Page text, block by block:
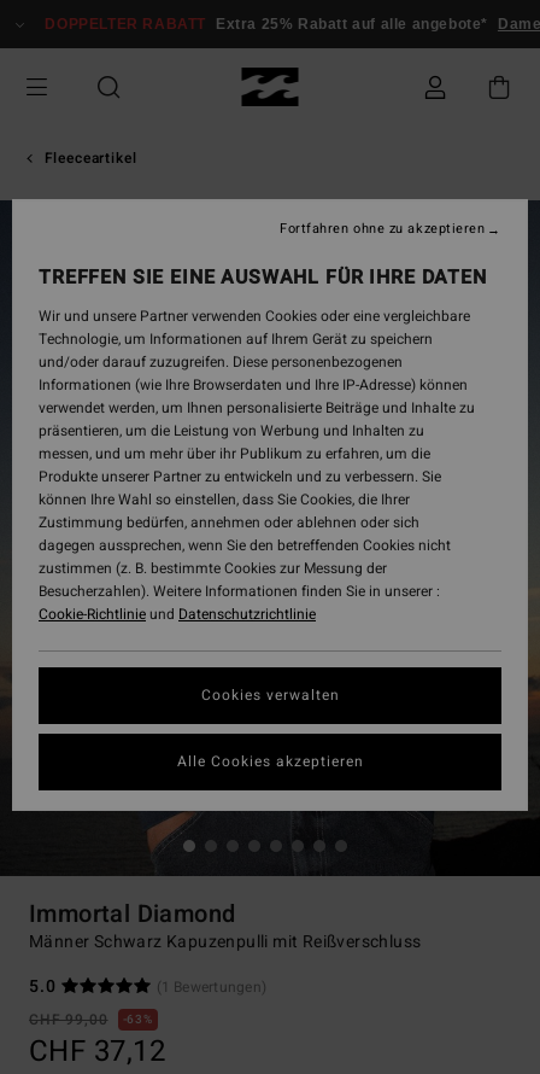
zur
springen
DOPPELTER RABATT Extra 25% Rabatt auf alle angebote* Damen
Fleeceartikel
Immortal Diamond
Männer Schwarz Kapuzenpulli mit Reißverschluss
5.0
(1 Bewertungen)
CHF 99,00
63%
CHF 37,12
TREFFEN SIE EINE AUSWAHL FÜR IHRE DATEN
Wir und unsere Partner verwenden Cookies oder eine vergleichbare
Technologie, um Informationen auf Ihrem Gerät zu speichern
und/oder darauf zuzugreifen. Diese personenbezogenen
Informationen (wie Ihre Browserdaten und Ihre IP-Adresse) können
verwendet werden, um Ihnen personalisierte Beiträge und Inhalte zu
präsentieren, um die Leistung von Werbung und Inhalten zu
messen, und um mehr über ihr Publikum zu erfahren, um die
Produkte unserer Partner zu entwickeln und zu verbessern. Sie
können Ihre Wahl so einstellen, dass Sie Cookies, die Ihrer
Zustimmung bedürfen, annehmen oder ablehnen oder sich
dagegen aussprechen, wenn Sie den betreffenden Cookies nicht
zustimmen (z. B. bestimmte Cookies zur Messung der
Besucherzahlen). Weitere Informationen finden Sie in unserer :
Cookie-Richtlinieund Datenschutzrichtlinie
Cookies verwalten
Fortfahren ohne zu akzeptieren
Alle Cookies akzeptieren